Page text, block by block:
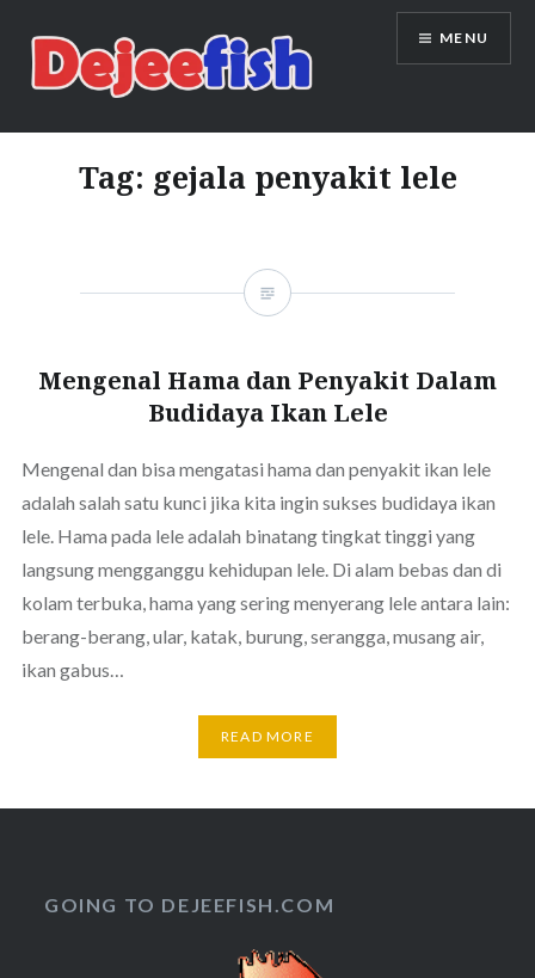
content
DEJEEFISH | PRODUSEN BENIH
IKAN BERKUALITAS INDONESIA
MENU
Tag: gejala penyakit lele
Mengenal Hama dan Penyakit Dalam
Budidaya Ikan Lele
Mengenal dan bisa mengatasi hama dan penyakit ikan lele
adalah salah satu kunci jika kita ingin sukses budidaya ikan
lele. Hama pada lele adalah binatang tingkat tinggi yang
langsung mengganggu kehidupan lele. Di alam bebas dan di
kolam terbuka, hama yang sering menyerang lele antara lain:
berang-berang, ular, katak, burung, serangga, musang air,
ikan gabus…
READ MORE
GOING TO DEJEEFISH.COM